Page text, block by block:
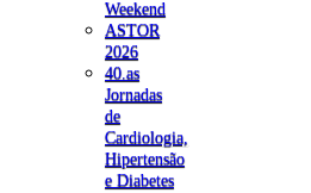
Weekend
ASTOR
2026
40.as
Jornadas
de
Cardiologia,
Hipertensão
e Diabetes